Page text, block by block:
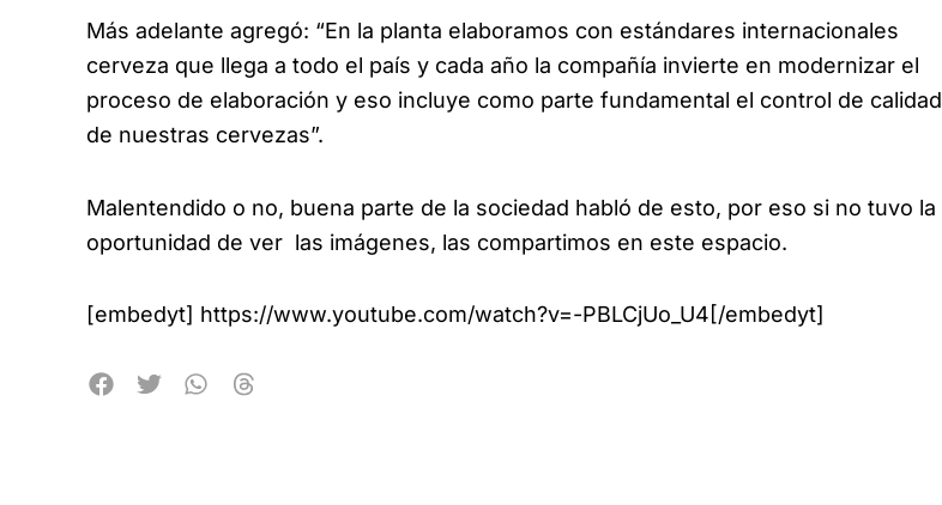
Más adelante agregó: “En la planta elaboramos con estándares internacionales
cerveza que llega a todo el país y cada año la compañía invierte en modernizar el
proceso de elaboración y eso incluye como parte fundamental el control de calidad
de nuestras cervezas”.
Malentendido o no, buena parte de la sociedad habló de esto, por eso si no tuvo la
oportunidad de ver las imágenes, las compartimos en este espacio.
[embedyt] https://www.youtube.com/watch?v=-PBLCjUo_U4[/embedyt]